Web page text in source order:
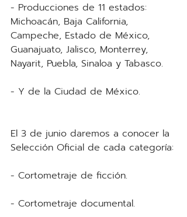
- Producciones de 11 estados:
Michoacán, Baja California,
Campeche, Estado de México,
Guanajuato, Jalisco, Monterrey,
Nayarit, Puebla, Sinaloa y Tabasco.
- Y de la Ciudad de México.
El 3 de junio daremos a conocer la
Selección Oficial de cada categoría:
- Cortometraje de ficción.
- Cortometraje documental.